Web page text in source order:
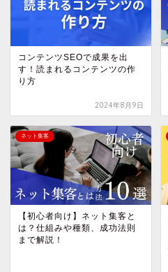
コンテンツSEOで成果を出
す！読まれるコンテンツの作
り方
2024年8月9日
ネット集客
【初心者向け】ネット集客と
は？仕組みや種類、成功法則
まで解説！